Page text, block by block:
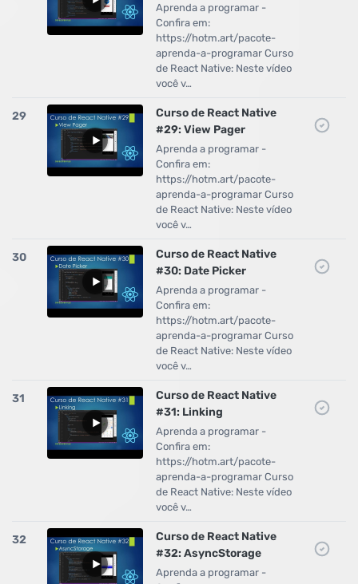
Aprenda a programar -
Confira em:
https://hotm.art/pacote-
aprenda-a-programar Curso
de React Native: Neste vídeo
você v…
29
Curso de React Native
#29: View Pager
Aprenda a programar -
Confira em:
https://hotm.art/pacote-
aprenda-a-programar Curso
de React Native: Neste vídeo
você v…
30
Curso de React Native
#30: Date Picker
Aprenda a programar -
Confira em:
https://hotm.art/pacote-
aprenda-a-programar Curso
de React Native: Neste vídeo
você v…
31
Curso de React Native
#31: Linking
Aprenda a programar -
Confira em:
https://hotm.art/pacote-
aprenda-a-programar Curso
de React Native: Neste vídeo
você v…
32
Curso de React Native
#32: AsyncStorage
Aprenda a programar -